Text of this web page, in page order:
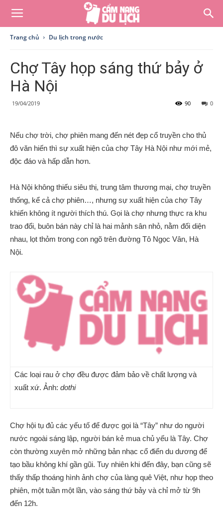
Trang chủ Du lịch trong nước
Chợ Tây họp sáng thứ bảy ở
Hà Nội
19/04/2019 0
90
Nếu chợ trời, chợ phiên mang đến nét đẹp cổ truyền cho thủ
đô văn hiến thì sự xuất hiện của chợ Tây Hà Nội như mới mẻ,
độc đáo và hấp dẫn hơn.
Hà Nội không thiếu siêu thị, trung tâm thương mại, chợ truyền
thống, kể cả chợ phiên…, nhưng sự xuất hiện của chợ Tây
khiến không ít người thích thú. Gọi là chợ nhưng thực ra khu
trao đổi, buôn bán này chỉ là hai mảnh sân nhỏ, nằm đối diện
nhau, lọt thỏm trong con ngõ trên đường Tô Ngọc Vân, Hà
Nội.
Các loại rau ở chợ đều được đảm bảo về chất lượng và
xuất xứ. Ảnh: dothi
Chợ hội tụ đủ các yếu tố để được gọi là “Tây” như do người
nước ngoài sáng lập, người bán kẻ mua chủ yếu là Tây. Chợ
còn thường xuyên mở những bản nhạc cổ điển du dương để
tạo bầu không khí gần gũi. Tuy nhiên khi đến đây, bạn cũng sẽ
thấy thấp thoáng hình ảnh chợ của làng quê Việt, như họp theo
phiên, một tuần một lần, vào sáng thứ bảy và chỉ mở từ 9h
đến 12h.